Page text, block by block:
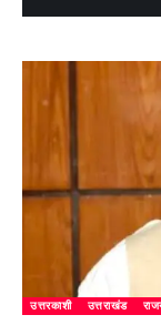
उत्तरकाशी उत्तराखंड